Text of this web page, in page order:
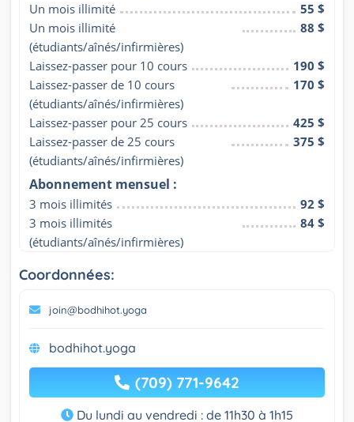
Un mois illimité
55 $
Un mois illimité
(étudiants/aînés/infirmières)
88 $
Laissez-passer pour 10 cours
190 $
Laissez-passer de 10 cours
(étudiants/aînés/infirmières)
170 $
Laissez-passer pour 25 cours
425 $
Laissez-passer de 25 cours
(étudiants/aînés/infirmières)
375 $
Abonnement mensuel :
3 mois illimités
92 $
3 mois illimités
(étudiants/aînés/infirmières)
84 $
Coordonnées:
join@bodhihot.yoga
bodhihot.yoga
(709) 771-9642
Du lundi au vendredi : de 11h30 à 1h15